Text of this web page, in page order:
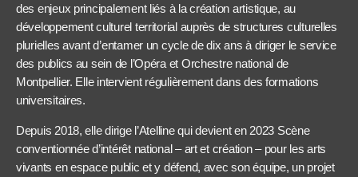
des enjeux principalement liés à la création artistique, au
développement culturel territorial auprès de structures culturelles
plurielles avant d’entamer un cycle de dix ans à diriger le service
des publics au sein de l’Opéra et Orchestre national de
Montpellier. Elle intervient régulièrement dans des formations
universitaires.
Depuis 2018, elle dirige l’Atelline qui devient en 2023 Scène
conventionnée d’intérêt national – art et création – pour les arts
vivants en espace public et y défend, avec son équipe, un projet